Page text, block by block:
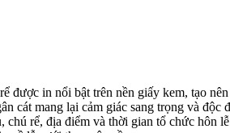
được in nổi bật trên nền giấy kem, tạo
cát mang lại cảm giác sang trọng và độc
rể, địa điểm và thời gian tổ chức hôn